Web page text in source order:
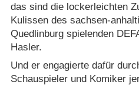
das sind die lockerleichten
Kulissen des sachsen-
Quedlinburg spielenden
Hasler.
Und er engagierte dafür
Schauspieler und Komiker